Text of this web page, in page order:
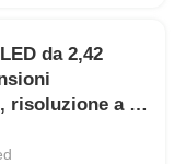
da 2,42
risoluzione a 8
PCBA